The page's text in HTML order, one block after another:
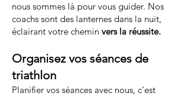
nous sommes là pour vous guider. Nos
coachs sont des lanternes dans la nuit,
éclairant votre chemin vers la réussite.
Organisez vos séances de
triathlon
Planifier vos séances avec nous, c'est